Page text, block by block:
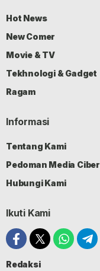
Hot News
New Comer
Movie & TV
Tekhnologi & Gadget
Ragam
Informasi
Tentang Kami
Pedoman Media Ciber
Hubungi Kami
Ikuti Kami
Redaksi